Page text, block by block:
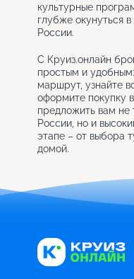
культурные
глубже окунуться
России.
С Круиз.онлайн
простым и
маршрут, узнайте
оформите покупку
предложить вам не
России, но и
этапе – от выбора
домой.